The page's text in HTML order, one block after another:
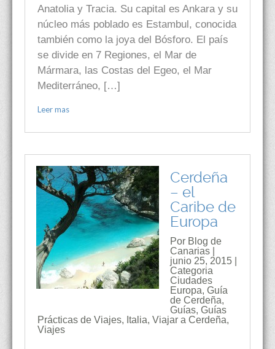
Anatolia y Tracia. Su capital es Ankara y su
núcleo más poblado es Estambul, conocida
también como la joya del Bósforo. El país
se divide en 7 Regiones, el Mar de
Mármara, las Costas del Egeo, el Mar
Mediterráneo, […]
Leer mas
Cerdeña
– el
Caribe de
Europa
Por Blog de
Canarias |
junio 25, 2015 |
Categoria
Ciudades
Europa, Guía
de Cerdeña,
Guías, Guías
Prácticas de Viajes, Italia, Viajar a Cerdeña,
Viajes